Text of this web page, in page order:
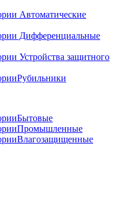
Автоматические
Дифференциальные
Устройства защитного
Рубильники
Бытовые
Промышленные
Влагозащищенные